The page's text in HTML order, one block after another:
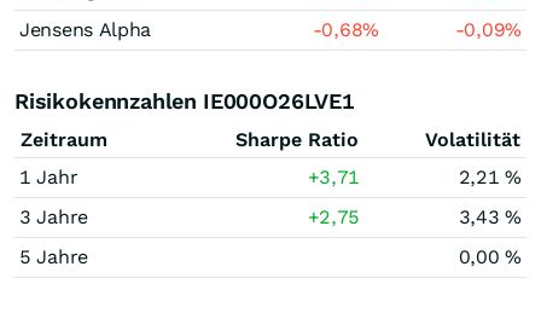
Jensens Alpha
-0,68% -0,09%
Risikokennzahlen IE000O26LVE1
Zeitraum Sharpe Ratio
Volatilität
1 Jahr
+3,71
2,21 %
3 Jahre
+2,75
3,43 %
5 Jahre
0,00 %